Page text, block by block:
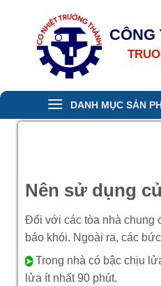
CÔNG
DANH MỤC SẢN
Nên sử dụng
Đối với các tòa nhà chung
báo khói. Ngoài ra, các
➤ Trong nhà có bậc chịu
lửa ít nhất 90 phút.